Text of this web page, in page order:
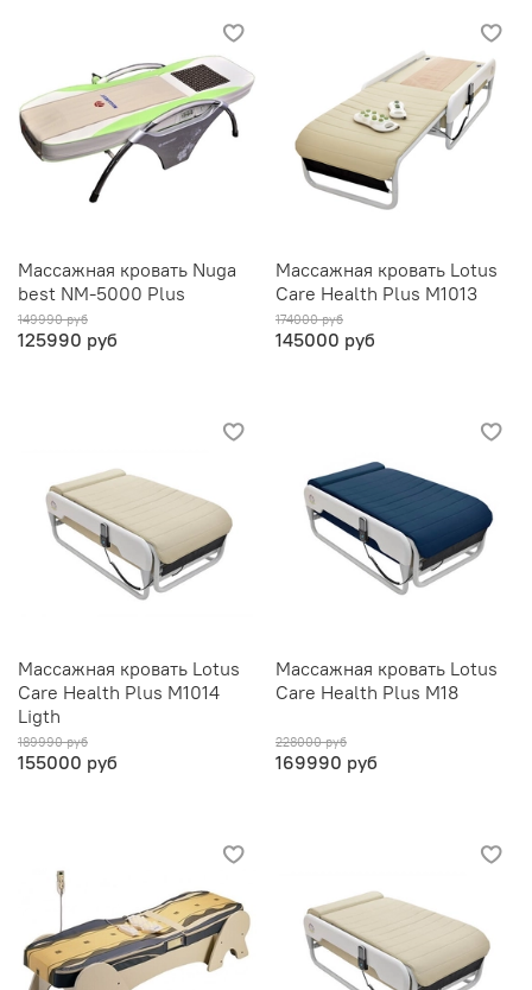
Массажная кровать Nuga
best NM-5000 Plus
149990 руб
125990 руб
Массажная кровать Lotus
Care Health Plus М1013
174000 руб
145000 руб
Массажная кровать Lotus
Care Health Plus M1014
Ligth
189990 руб
155000 руб
Массажная кровать Lotus
Care Health Plus M18
228000 руб
169990 руб